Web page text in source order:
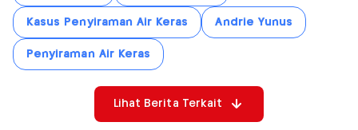
Kasus Penyiraman Air Keras Andrie Yunus
Penyiraman Air Keras
Lihat Berita Terkait